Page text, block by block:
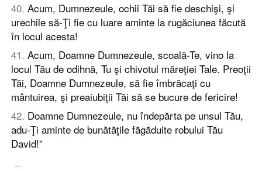
40. Acum, Dumnezeule, ochii Tăi să fie deschişi, şi
urechile să-Ţi fie cu luare aminte la rugăciunea făcută
în locul acesta!
41. Acum, Doamne Dumnezeule, scoală-Te, vino la
locul Tău de odihnă, Tu şi chivotul măreţiei Tale. Preoţii
Tăi, Doamne Dumnezeule, să fie îmbrăcaţi cu
mântuirea, şi preaiubiţii Tăi să se bucure de fericire!
42. Doamne Dumnezeule, nu îndepărta pe unsul Tău,
adu-Ţi aminte de bunătăţile făgăduite robului Tău
David!”
--